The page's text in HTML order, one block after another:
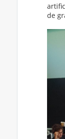
de